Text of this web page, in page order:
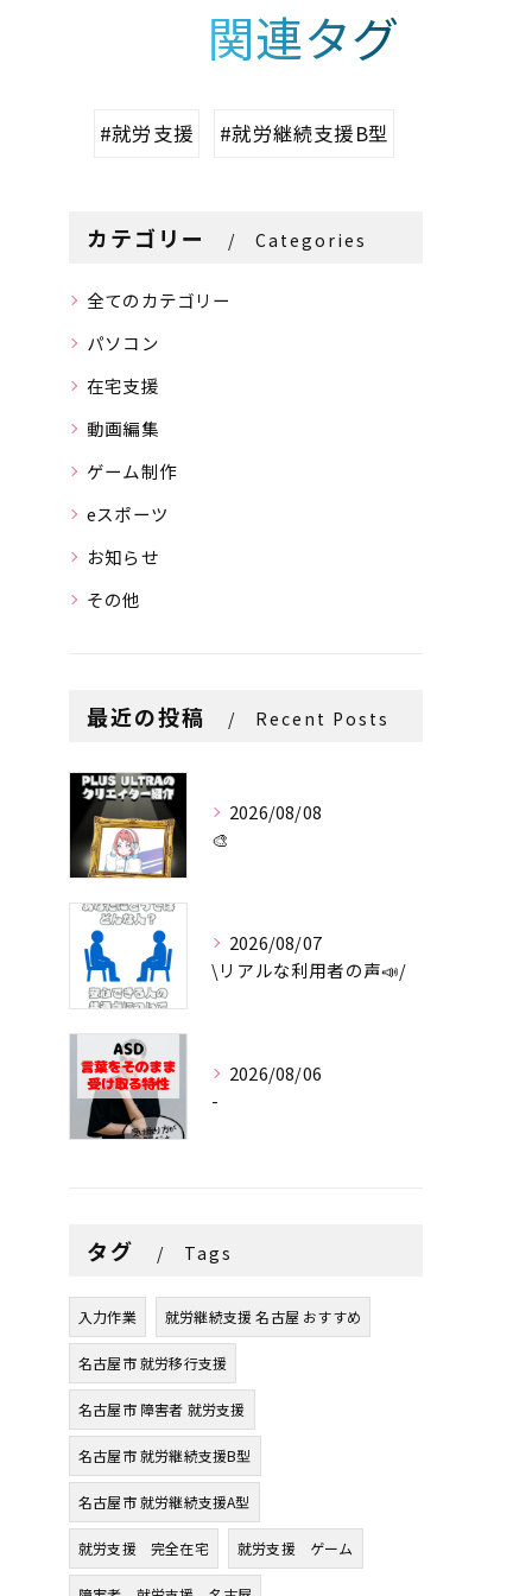
関連タグ
#就労支援 #就労継続支援B型
カテゴリー Categories
全てのカテゴリー
パソコン
在宅支援
動画編集
ゲーム制作
eスポーツ
お知らせ
その他
最近の投稿 Recent Posts
2026/08/08
🎨
2026/08/07
\リアルな利用者の声📣/
2026/08/06
-
タグ Tags
入力作業 就労継続支援 名古屋 おすすめ
名古屋市 就労移行支援
名古屋市 障害者 就労支援
名古屋市 就労継続支援B型
名古屋市 就労継続支援A型
就労支援 完全在宅 就労支援 ゲーム